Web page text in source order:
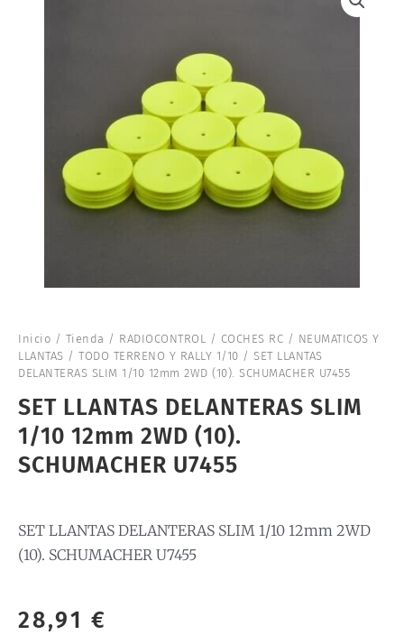
Inicio / Tienda / RADIOCONTROL / COCHES RC / NEUMATICOS Y
LLANTAS / TODO TERRENO Y RALLY 1/10 / SET LLANTAS
DELANTERAS SLIM 1/10 12mm 2WD (10). SCHUMACHER U7455
SET LLANTAS DELANTERAS SLIM
1/10 12mm 2WD (10).
SCHUMACHER U7455
SET LLANTAS DELANTERAS SLIM 1/10 12mm 2WD
(10). SCHUMACHER U7455
28,91 €